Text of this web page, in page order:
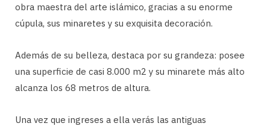
obra maestra del arte islámico, gracias a su enorme
cúpula, sus minaretes y su exquisita decoración.
Además de su belleza, destaca por su grandeza: posee
una superficie de casi 8.000 m2 y su minarete más alto
alcanza los 68 metros de altura.
Una vez que ingreses a ella verás las antiguas